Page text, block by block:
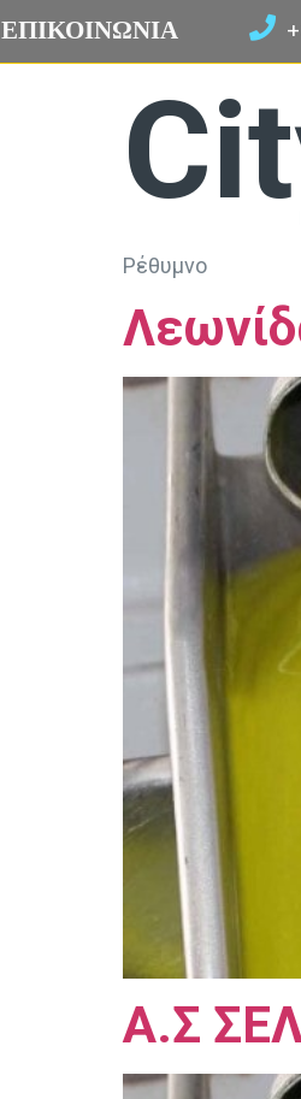
ΕΠΙΚΟΙΝΩΝΙΑ
Ρέθυμνο
Α.Σ